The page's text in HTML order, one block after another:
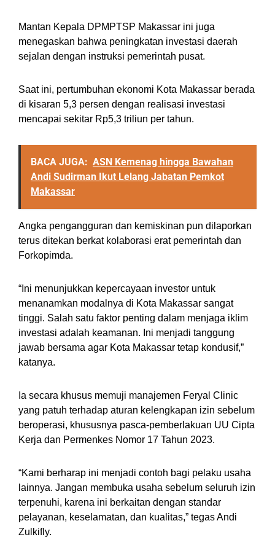
Mantan Kepala DPMPTSP Makassar ini juga
menegaskan bahwa peningkatan investasi daerah
sejalan dengan instruksi pemerintah pusat.
Saat ini, pertumbuhan ekonomi Kota Makassar berada
di kisaran 5,3 persen dengan realisasi investasi
mencapai sekitar Rp5,3 triliun per tahun.
BACA JUGA: ASN Kemenag hingga Bawahan
Andi Sudirman Ikut Lelang Jabatan Pemkot
Makassar
Angka pengangguran dan kemiskinan pun dilaporkan
terus ditekan berkat kolaborasi erat pemerintah dan
Forkopimda.
“Ini menunjukkan kepercayaan investor untuk
menanamkan modalnya di Kota Makassar sangat
tinggi. Salah satu faktor penting dalam menjaga iklim
investasi adalah keamanan. Ini menjadi tanggung
jawab bersama agar Kota Makassar tetap kondusif,”
katanya.
Ia secara khusus memuji manajemen Feryal Clinic
yang patuh terhadap aturan kelengkapan izin sebelum
beroperasi, khususnya pasca-pemberlakuan UU Cipta
Kerja dan Permenkes Nomor 17 Tahun 2023.
“Kami berharap ini menjadi contoh bagi pelaku usaha
lainnya. Jangan membuka usaha sebelum seluruh izin
terpenuhi, karena ini berkaitan dengan standar
pelayanan, keselamatan, dan kualitas,” tegas Andi
Zulkifly.